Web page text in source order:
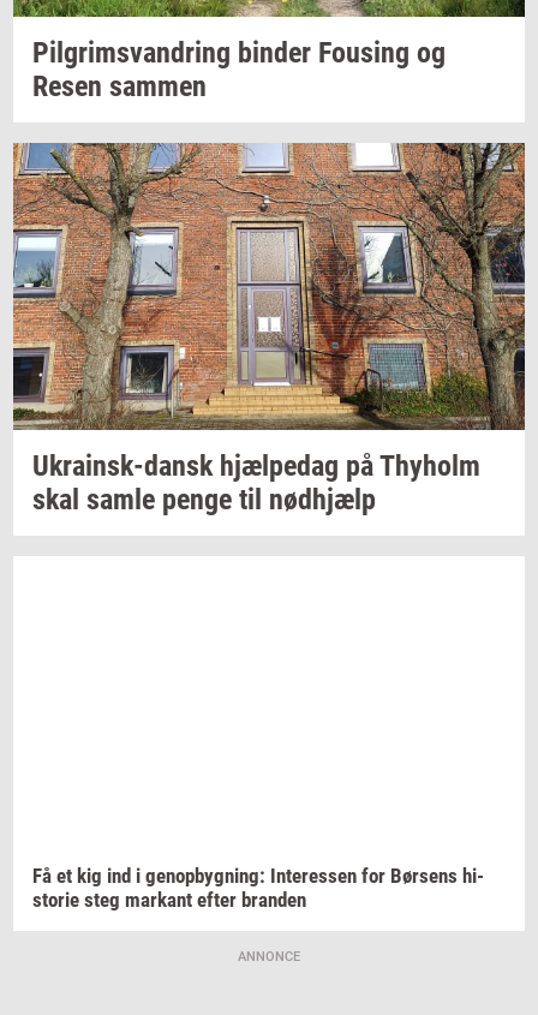
Pil­grims­van­dring bin­der Fou­sing og
Resen sam­men
Ukrainsk-​dansk hjæl­pe­dag påThyholm
skal samle penge til nød­hjælp
Få et kig ind i genop­byg­ning: In­ter­es­sen for Bør­sens hi­
sto­rie steg mar­kant efter bran­den
ANNONCE